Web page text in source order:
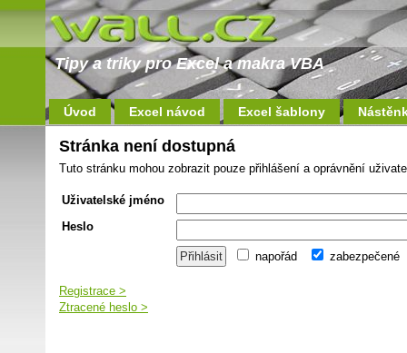
Tipy a triky pro Excel a makra VBA
Úvod Excel návod Excel šablony
Stránka není dostupná
Tuto stránku mohou zobrazit pouze přihlášení a oprávnění
Uživatelské jméno
Heslo
napořád zabezpečené
Registrace >
Ztracené heslo >